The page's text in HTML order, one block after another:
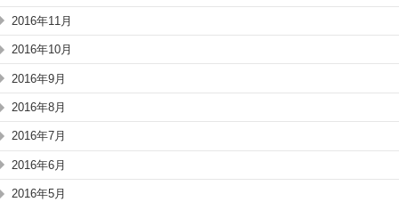
2016年11月
2016年10月
2016年9月
2016年8月
2016年7月
2016年6月
2016年5月